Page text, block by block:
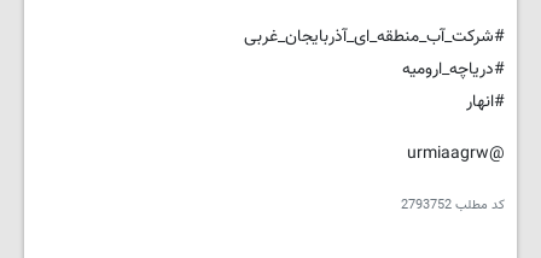
#شرکت_آب_منطقه_ای_آذربایجان_غربی
#دریاچه_ارومیه
#انهار
@urmiaagrw
کد مطلب2793752